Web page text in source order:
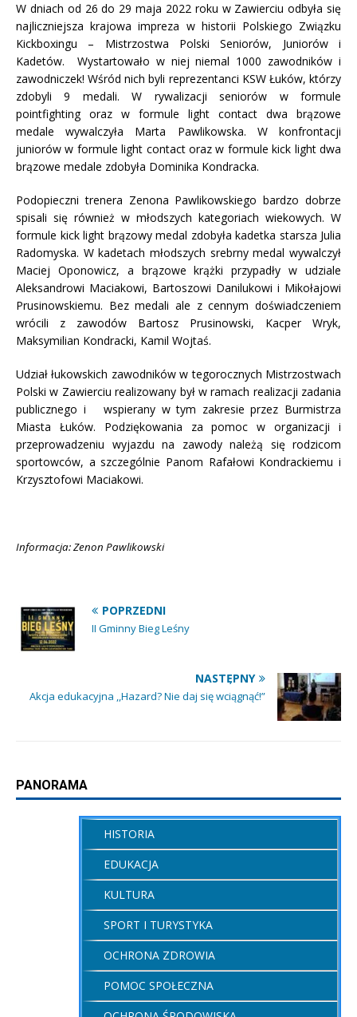
W dniach od 26 do 29 maja 2022 roku w Zawierciu odbyła się
najliczniejsza krajowa impreza w historii Polskiego Związku
Kickboxingu – Mistrzostwa Polski Seniorów, Juniorów i
Kadetów. Wystartowało w niej niemal 1000 zawodników i
zawodniczek! Wśród nich byli reprezentanci KSW Łuków, którzy
zdobyli 9 medali. W rywalizacji seniorów w formule
pointfighting oraz w formule light contact dwa brązowe
medale wywalczyła Marta Pawlikowska. W konfrontacji
juniorów w formule light contact oraz w formule kick light dwa
brązowe medale zdobyła Dominika Kondracka.
Podopieczni trenera Zenona Pawlikowskiego bardzo dobrze
spisali się również w młodszych kategoriach wiekowych. W
formule kick light brązowy medal zdobyła kadetka starsza Julia
Radomyska. W kadetach młodszych srebrny medal wywalczył
Maciej Oponowicz, a brązowe krążki przypadły w udziale
Aleksandrowi Maciakowi, Bartoszowi Danilukowi i Mikołajowi
Prusinowskiemu. Bez medali ale z cennym doświadczeniem
wrócili z zawodów Bartosz Prusinowski, Kacper Wryk,
Maksymilian Kondracki, Kamil Wojtaś.
Udział łukowskich zawodników w tegorocznych Mistrzostwach
Polski w Zawierciu realizowany był w ramach realizacji zadania
publicznego i wspierany w tym zakresie przez Burmistrza
Miasta Łuków. Podziękowania za pomoc w organizacji i
przeprowadzeniu wyjazdu na zawody należą się rodzicom
sportowców, a szczególnie Panom Rafałowi Kondrackiemu i
Krzysztofowi Maciakowi.
Informacja: Zenon Pawlikowski
POPRZEDNI
II Gminny Bieg Leśny
NASTĘPNY
Akcja edukacyjna ,,Hazard? Nie daj się wciągnąć!”
PANORAMA
HISTORIA
EDUKACJA
KULTURA
SPORT I TURYSTYKA
OCHRONA ZDROWIA
POMOC SPOŁECZNA